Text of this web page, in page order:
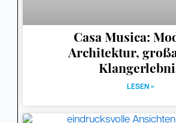
Casa Musica:
Architektur,
LESEN »